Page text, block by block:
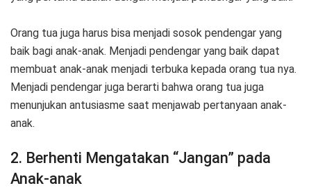
Orang tua juga harus bisa menjadi sosok pendengar yang
baik bagi anak-anak. Menjadi pendengar yang baik dapat
membuat anak-anak menjadi terbuka kepada orang tua nya.
Menjadi pendengar juga berarti bahwa orang tua juga
menunjukan antusiasme saat menjawab pertanyaan anak-
anak.
2. Berhenti Mengatakan “Jangan” pada
Anak-anak